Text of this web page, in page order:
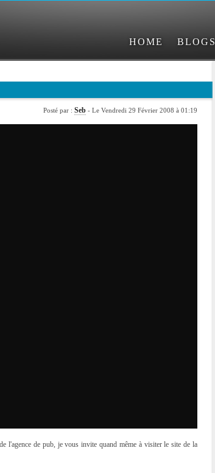
HOME BLOGS
Posté par : Seb - Le Vendredi 29 Février 2008 à 01:19
l'agence de pub, je vous invite quand même à visiter le site de la